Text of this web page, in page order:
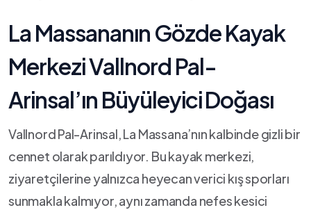
La Massananın Gözde Kayak
Merkezi Vallnord Pal-
Arinsal’ın‍ Büyüleyici⁣ Doğası
Vallnord⁤ Pal-Arinsal, La Massana’nın kalbinde gizli bir
cennet olarak parıldıyor. Bu kayak ⁤merkezi,
ziyaretçilerine yalnızca heyecan verici kış⁣ sporları
‍sunmakla kalmıyor, ‍aynı zamanda nefes kesici